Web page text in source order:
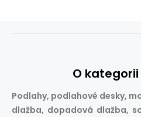
O
Podlahy, podlahové desky,
dlažba, dopadová dlažba,